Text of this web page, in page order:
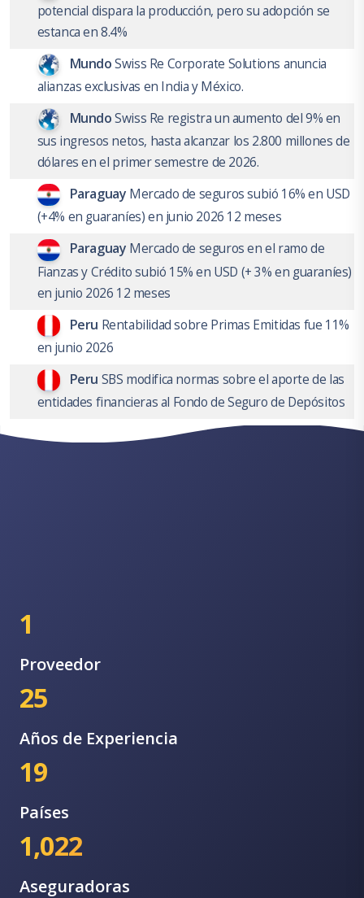
potencial dispara la producción, pero su adopción se
estanca en 8.4%
MundoSwiss Re Corporate Solutions anuncia
alianzas exclusivas en India y México.
MundoSwiss Re registra un aumento del 9% en
sus ingresos netos, hasta alcanzar los 2.800 millones de
dólares en el primer semestre de 2026.
Paraguay Mercado de seguros subió 16% en USD
(+4% en guaraníes) en junio 2026 12 meses
Paraguay Mercado de seguros en el ramo de
Fianzas y Crédito subió 15% en USD (+ 3% en guaraníes)
en junio 2026 12 meses
Peru Rentabilidad sobre Primas Emitidas fue 11%
en junio 2026
Peru SBS modifica normas sobre el aporte de las
entidades financieras al Fondo de Seguro de Depósitos
1
Proveedor
25
Años de Experiencia
19
Países
1,022
Aseguradoras